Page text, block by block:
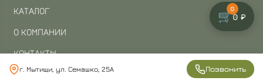
г. Мытищи, ул. Семашко, 25А Позвонить
КАТАЛОГ
О КОМПАНИИ
КОНТАКТЫ
ОПЛАТА И ДОСТАВКА
🛒
0
0 ₽